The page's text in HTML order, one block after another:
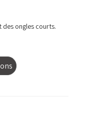
ongles courts.